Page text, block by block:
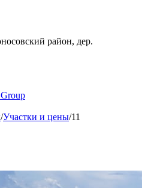
район, дер.
/Участки и цены/11